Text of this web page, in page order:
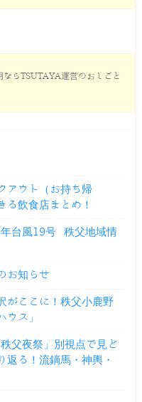
らTSUTAYA運営のおしごと
アウト（お持ち帰
る飲食店まとめ！
年台風19号 秩父地域情
お知らせ
がここに！秩父小鹿野
ウス」
父夜祭」別視点で見ど
返る！流鏑馬・神輿・